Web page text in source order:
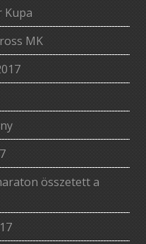
Kupa
MK
összetett a